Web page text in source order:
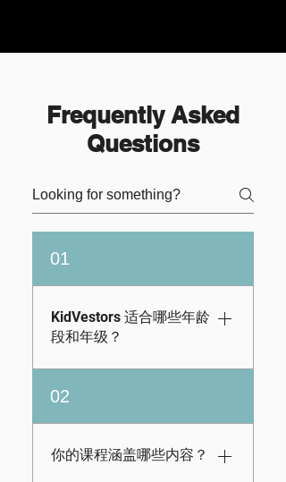
Frequently Asked
Questions
01
KidVestors 适合哪些年龄
段和年级？
KidVestors 为学前班
至 12 年级学生提供资
源。但是，我们的资
源适合初学者，因此
02
你的课程涵盖哪些内容？